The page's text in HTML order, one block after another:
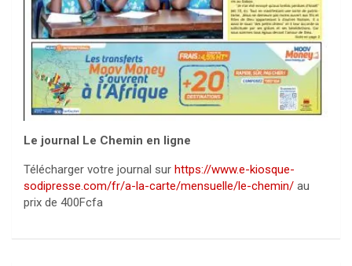
Le journal Le Chemin en ligne
Télécharger votre journal sur https://www.e-kiosque-
sodipresse.com/fr/a-la-carte/mensuelle/le-chemin/ au
prix de 400Fcfa